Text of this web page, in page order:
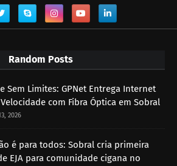
Random Posts
Sem Limites: GPNet Entrega Internet
com Fibra Óptica em Sobral
2026
é para todos: Sobral cria primeira
EJA para comunidade cigana no